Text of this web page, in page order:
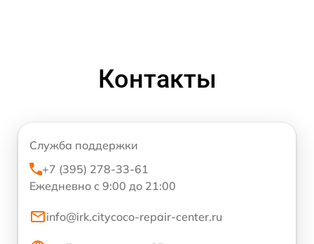
Контакты
Служба поддержки
+7 (395) 278-33-61
Ежедневно с 9:00 до 21:00
info@irk.citycoco-repair-center.ru